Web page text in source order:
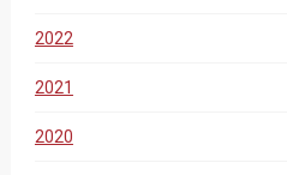
2022
2021
2020